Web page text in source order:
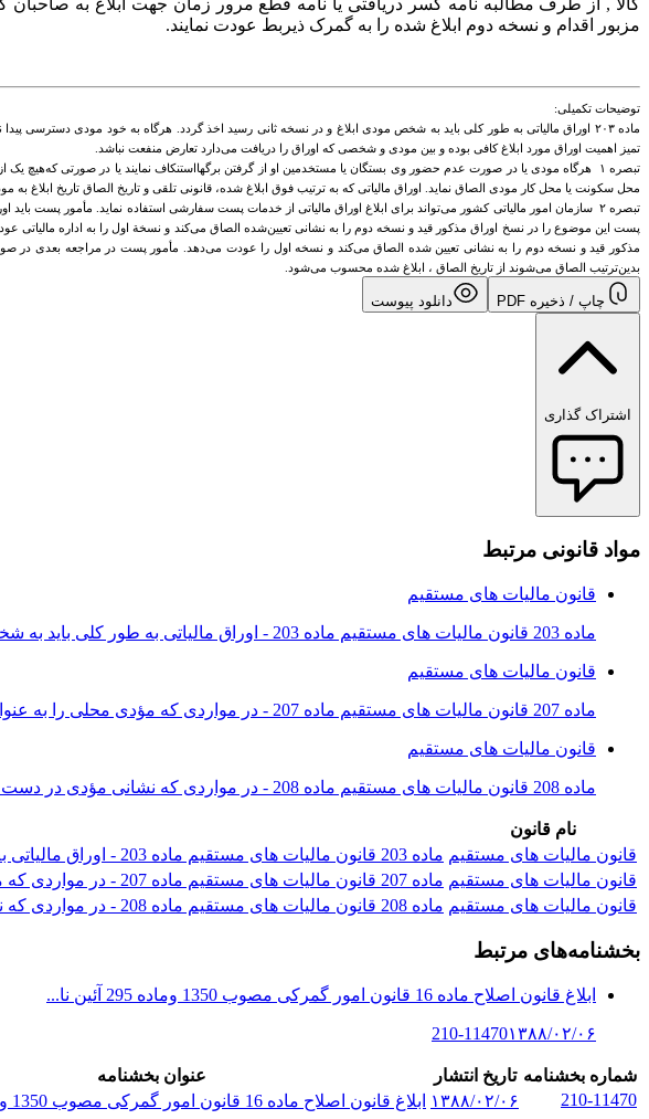
کالا , از طرف مطالبه نامه کسر دریافتی یا نامه قطع مرور زمان جهت ابلاغ به صاحبان
مزبور اقدام و نسخه دوم ابلاغ شده را به گمرک ذیربط عودت نمایند.
توضیحات تکمیلی:
ماده ۲۰۳ اوراق مالیاتی به طور کلی باید به شخص مودی‌ ابلاغ و در نسخه ثانی رسید اخذ گردد. هرگاه به خود مودی
تمیز اهمیت اوراق مورد ابلاغ کافی بوده و بین مودی و شخصی که اوراق را دریافت می‌دارد تعارض منفعت نباشد.
تبصره ۱ هرگاه مودی یا در صورت عدم حضور وی بستگان ‌یا مستخدمین او از گرفتن برگها‌استنکاف نمایند یا در صورتی
محل سکونت یا محل کار مودی الصاق نماید. اوراق مالیاتی که به ترتیب فوق ابلاغ شده، ‌قانونی تلقی و تاریخ الصاق تاریخ ابلاغ
تبصره ۲ سازمان امور مالیاتی کشور می‌تواند برای ابلاغ ‌اوراق مالیاتی از خدمات پست سفارشی استفاده نماید. مأمور پست
پست این ‌موضوع را در نسخ اوراق مذکور قید و نسخه دوم را به نشانی تعیین‌شده الصاق می‌کند و نسخة اول را به اداره مالیاتی
مذکور قید و نسخه دوم را به نشانی ‌تعیین شده الصاق می‌کند و نسخه اول را عودت می‌دهد. مأمور پست در مراجعه بعدی در
بدین‌ترتیب‌ الصاق می‌شوند از تاریخ‌ الصاق ، ابلاغ ‌شده محسوب می‌شود.
چاپ / ذخیره PDF دانلود پیوست
اشتراک گذاری
مواد قانونی مرتبط
قانون مالیات های مستقیم
ماده 203 قانون مالیات های مستقیم ماده 203 - اوراق مالیاتی به طور کلی باید به شخص مؤدی ابلاغ و در نسخه ثانی رسید اخذ گردد. هرگاه به...
قانون مالیات های مستقیم
ماده 207 قانون مالیات های مستقیم ماده 207 - در مواردی که مؤدی محلی را به عنوان محل کار یا سکونت یا محل ابلاغ اوراق مالیاتی معرفی ک...
قانون مالیات های مستقیم
ماده 208 قانون مالیات های مستقیم ماده 208 - در مواردی که نشانی مؤدی در دست نباشد اوراق مالیاتی یک نوبت در روزنامه کثیرالانتشار حوز...
نام قانون
قانون مالیات های مستقیم ماده 203 قانون مالیات های مستقیم ماده 203 - اوراق مالیاتی به طور کلی باید به شخص مؤدی ابلاغ و در نسخه ثانی رسید اخذ گردد. هرگاه به...
قانون مالیات های مستقیم ماده 207 قانون مالیات های مستقیم ماده 207 - در مواردی که مؤدی محلی را به عنوان محل کار یا سکونت یا محل ابلاغ اوراق مالیاتی معرفی ک...
قانون مالیات های مستقیم ماده 208 قانون مالیات های مستقیم ماده 208 - در مواردی که نشانی مؤدی در دست نباشد اوراق مالیاتی یک نوبت در روزنامه کثیرالانتشار حوز...
بخشنامه‌های مرتبط
ابلاغ قانون اصلاح ماده 16 قانون امور گمرکی مصوب 1350 وماده 295 آئین نا...
210-11470۱۳۸۸/۰۲/۰۶
شماره بخشنامه تاریخ انتشار
عنوان بخشنامه
210-11470
۱۳۸۸/۰۲/۰۶ ابلاغ قانون اصلاح ماده 16 قانون امور گمرکی مصوب 1350 وماده 295 آئین نا...